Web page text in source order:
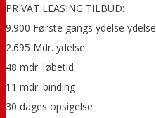
PRIVAT LEASING TILBUD:
9.900 Første gangs ydelse ydelse
2.695 Mdr. ydelse
48 mdr. løbetid
11 mdr. binding
30 dages opsigelse